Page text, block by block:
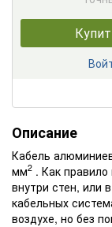
Описание
Кабель
мм2 . Как
внутри стен, или
кабельных
воздухе, но без